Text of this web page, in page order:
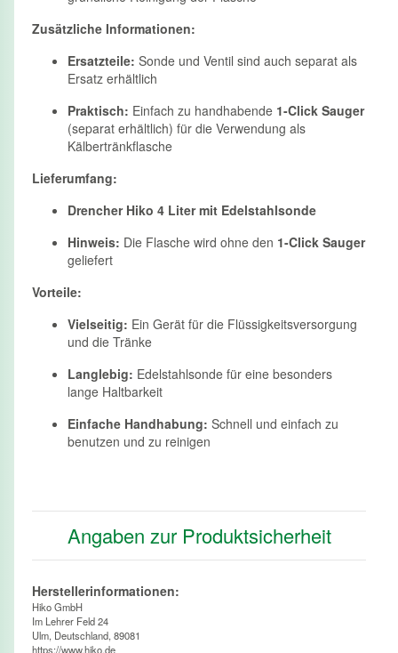
Zusätzliche Informationen:
Ersatzteile: Sonde und Ventil sind auch separat als
Ersatz erhältlich
Praktisch: Einfach zu handhabende 1-Click Sauger
(separat erhältlich) für die Verwendung als
Kälbertränkflasche
Lieferumfang:
Drencher Hiko 4 Liter mit Edelstahlsonde
Hinweis: Die Flasche wird ohne den 1-Click Sauger
geliefert
Vorteile:
Vielseitig: Ein Gerät für die Flüssigkeitsversorgung
und die Tränke
Langlebig: Edelstahlsonde für eine besonders
lange Haltbarkeit
Einfache Handhabung: Schnell und einfach zu
benutzen und zu reinigen
Angaben zur Produktsicherheit
Herstellerinformationen:
Hiko GmbH
Im Lehrer Feld 24
Ulm, Deutschland, 89081
https://www.hiko.de